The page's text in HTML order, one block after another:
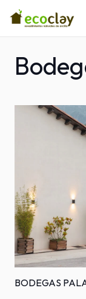
BODEGAS